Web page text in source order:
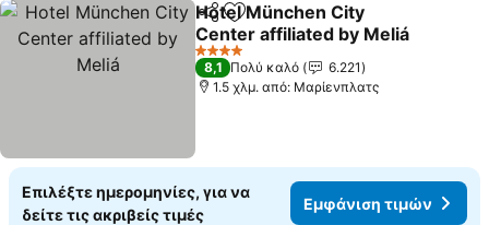
Κοινοποίηση
Προσθήκη στα αγαπημένα
Hotel München City
Center affiliated by Meliá
4 Αστέρια
8,1 Πολύ καλό
6.221
1.5 χλμ. από: Μαρίενπλατς
Επιλέξτε ημερομηνίες, για να
δείτε τις ακριβείς τιμές
Εμφάνιση τιμών